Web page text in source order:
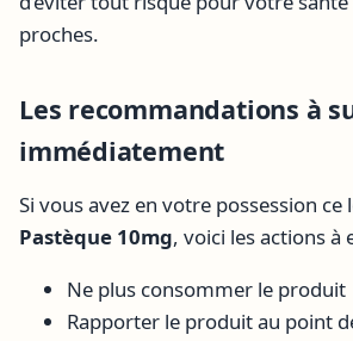
proches.
Les recommandations à
immédiatement
Si vous avez en votre possession ce
Pastèque 10mg, voici les actions à
Ne plus consommer le produit
Rapporter le produit au point